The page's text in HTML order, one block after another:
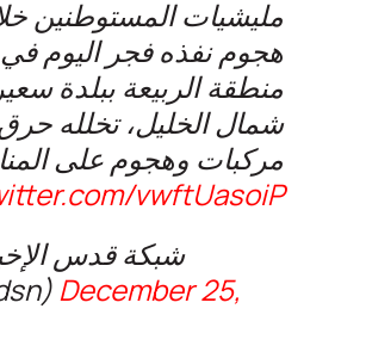
مليشيات المستوطنين
هجوم نفذه فجر اليوم في
منطقة الربيعة ببلدة سعير
شمال الخليل، تخلله
مركبات وهجوم على
vwftUasoiP
December 25,